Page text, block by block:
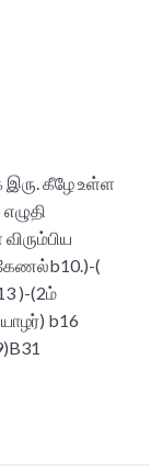
இரு. கீழே உள்ள
கேணல்b10.)-(
)-(2ம்
b16